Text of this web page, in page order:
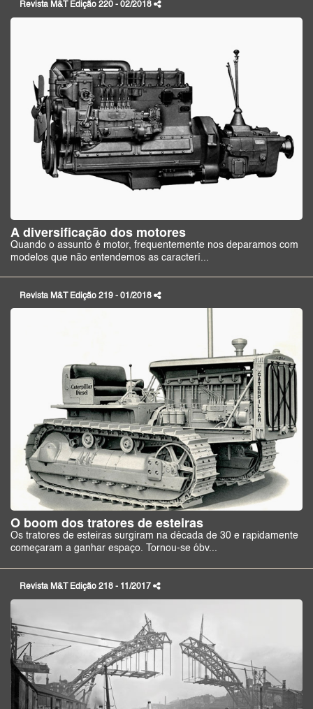
Revista M&T Edição 220 - 02/2018
A diversificação dos motores
Quando o assunto é motor, frequentemente nos deparamos com
modelos que não entendemos as caracterí...
Revista M&T Edição 219 - 01/2018
O boom dos tratores de esteiras
Os tratores de esteiras surgiram na década de 30 e rapidamente
começaram a ganhar espaço. Tornou-se óbv...
Revista M&T Edição 218 - 11/2017